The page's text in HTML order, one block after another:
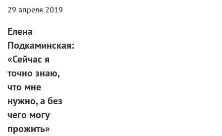
29 апреля 2019
Елена
Подкаминская:
«Сейчас я
точно знаю,
что мне
нужно, а без
чего могу
прожить»